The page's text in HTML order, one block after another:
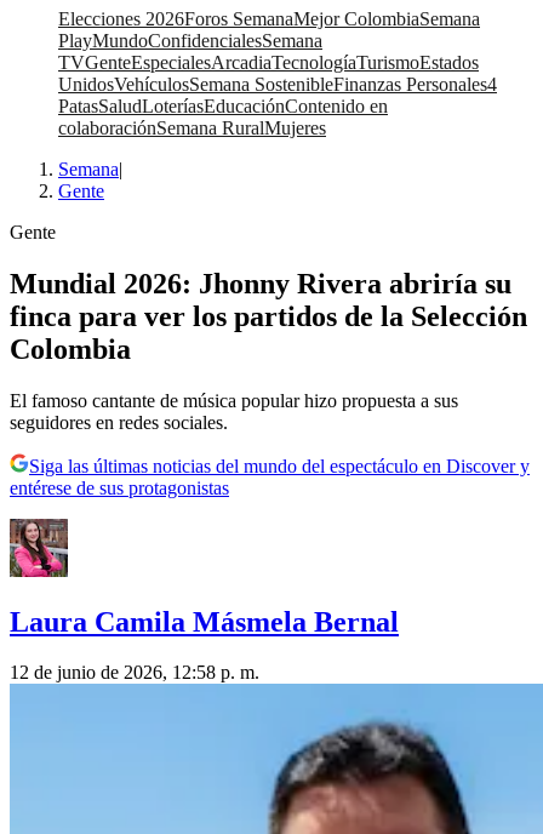
Elecciones 2026Foros SemanaMejor ColombiaSemana
PlayMundoConfidencialesSemana
TVGenteEspecialesArcadiaTecnologíaTurismoEstados
UnidosVehículosSemana SostenibleFinanzas Personales4
PatasSaludLoteríasEducaciónContenido en
colaboraciónSemana RuralMujeres
Semana|
Gente
Gente
Mundial 2026: Jhonny Rivera abriría su
finca para ver los partidos de la Selección
Colombia
El famoso cantante de música popular hizo propuesta a sus
seguidores en redes sociales.
Siga las últimas noticias del mundo del espectáculo en Discover y
entérese de sus protagonistas
Laura Camila Másmela Bernal
12 de junio de 2026, 12:58 p. m.